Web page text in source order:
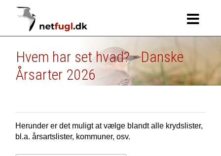
Hvem har set hvad? - Danske
Årsarter 2026
Herunder er det muligt at vælge blandt alle krydslister,
bl.a. årsartslister, kommuner, osv.